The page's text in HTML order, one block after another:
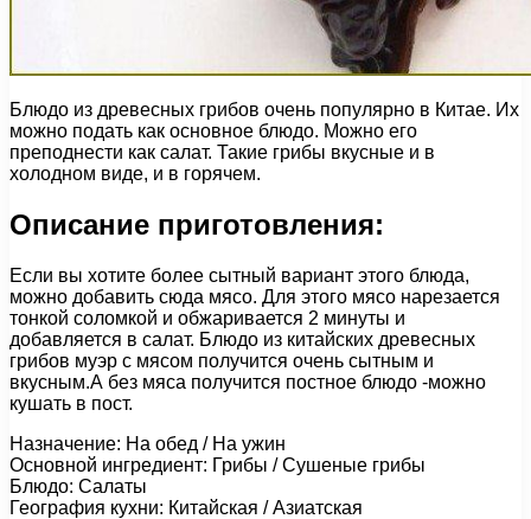
Блюдо из древесных грибов очень популярно в Китае. Их
можно подать как основное блюдо. Можно его
преподнести как салат. Такие грибы вкусные и в
холодном виде, и в горячем.
Описание приготовления:
Если вы хотите более сытный вариант этого блюда,
можно добавить сюда мясо. Для этого мясо нарезается
тонкой соломкой и обжаривается 2 минуты и
добавляется в салат. Блюдо из китайских древесных
грибов муэр с мясом получится очень сытным и
вкусным.А без мяса получится постное блюдо -можно
кушать в пост.
Назначение: На обед / На ужин
Основной ингредиент: Грибы / Сушеные грибы
Блюдо: Салаты
География кухни: Китайская / Азиатская